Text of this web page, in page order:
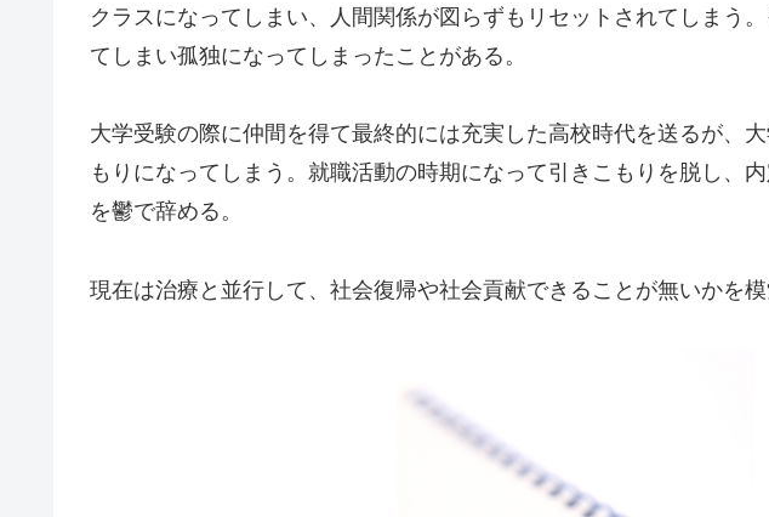
クラスになってしまい、人間関係が図らずもリセットされてしまう
てしまい孤独になってしまったことがある。
大学受験の際に仲間を得て最終的には充実した高校時代を送るが、
もりになってしまう。就職活動の時期になって引きこもりを脱し、
を鬱で辞める。
現在は治療と並行して、社会復帰や社会貢献できることが無いかを模